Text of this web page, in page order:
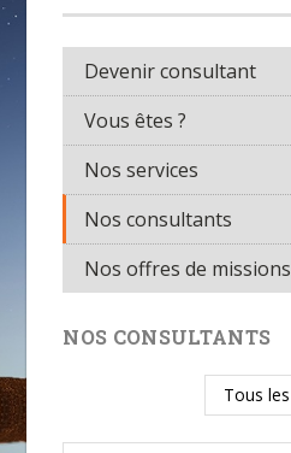
Devenir consultant
Vous êtes ?
Nos services
Nos consultants
Nos offres de missions
NOS CONSULTANTS